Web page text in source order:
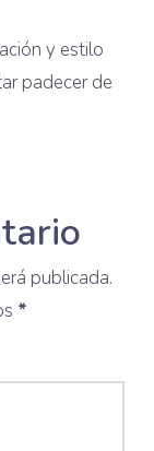
y estilo
padecer de
publicada.
*